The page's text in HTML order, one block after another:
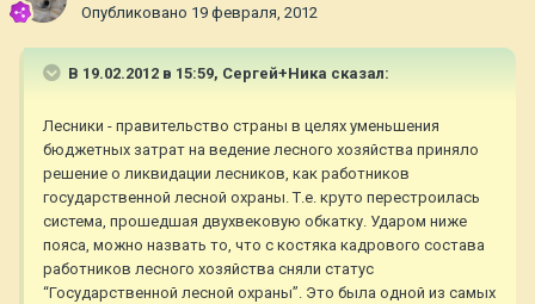
Опубликовано 19 февраля, 2012
В 19.02.2012 в 15:59, Сергей+Ника сказал:
Лесники - правительство страны в целях уменьшения
бюджетных затрат на ведение лесного хозяйства приняло
решение о ликвидации лесников, как работников
государственной лесной охраны. Т.е. круто перестроилась
система, прошедшая двухвековую обкатку. Ударом ниже
пояса, можно назвать то, что с костяка кадрового состава
работников лесного хозяйства сняли статус
“Государственной лесной охраны”. Это была одной из самых